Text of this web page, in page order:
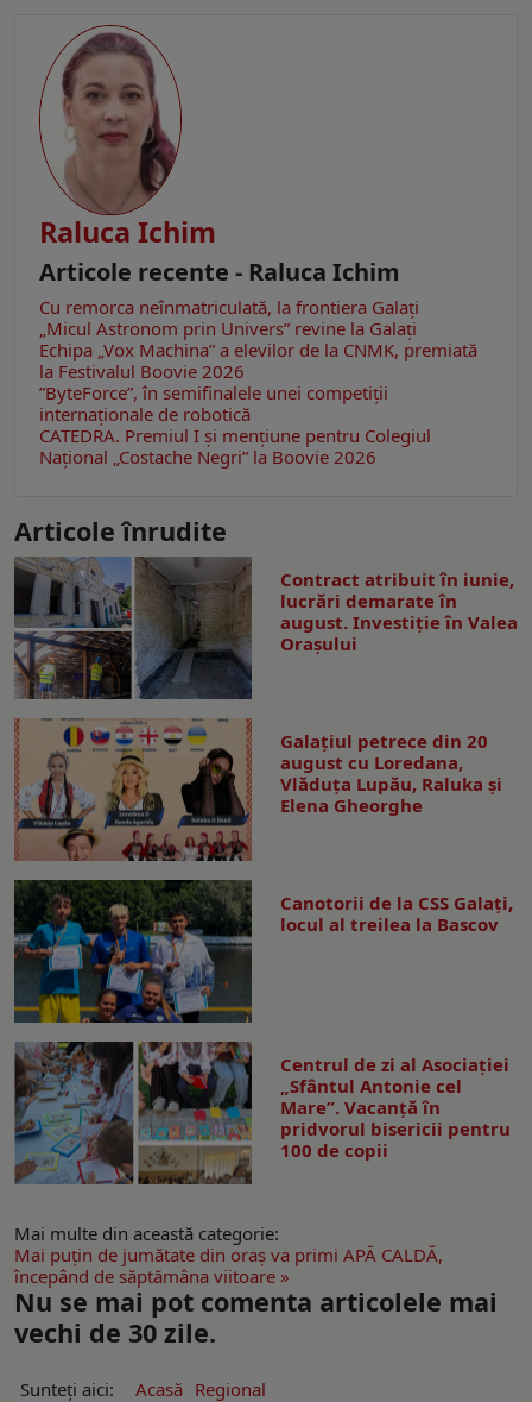
Raluca Ichim
Articole recente - Raluca Ichim
Cu remorca neînmatriculată, la frontiera Galați
„Micul Astronom prin Univers” revine la Galați
Echipa „Vox Machina” a elevilor de la CNMK, premiată
la Festivalul Boovie 2026
”ByteForce”, în semifinalele unei competiții
internaționale de robotică
CATEDRA. Premiul I și mențiune pentru Colegiul
Național „Costache Negri” la Boovie 2026
Articole înrudite
Contract atribuit în iunie,
lucrări demarate în
august. Investiţie în Valea
Oraşului
Galaţiul petrece din 20
august cu Loredana,
Vlăduța Lupău, Raluka și
Elena Gheorghe
Canotorii de la CSS Galați,
locul al treilea la Bascov
Centrul de zi al Asociației
„Sfântul Antonie cel
Mare”. Vacanță în
pridvorul bisericii pentru
100 de copii
Mai multe din această categorie:
Mai puţin de jumătate din oraş va primi APĂ CALDĂ,
începând de săptămâna viitoare »
Nu se mai pot comenta articolele mai
vechi de 30 zile.
Sunteți aici: Acasă Regional